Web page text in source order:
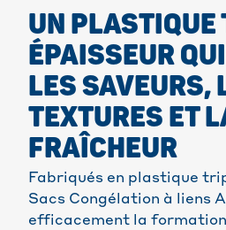
UN PLASTIQUE
ÉPAISSEUR
LES SAVEURS,
TEXTURES ET
FRAÎCHEUR
Fabriqués en plastique
Sacs Congélation à liens
efficacement la